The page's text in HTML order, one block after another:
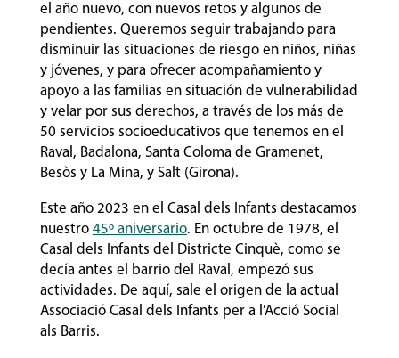
el año nuevo, con nuevos retos y algunos de
pendientes. Queremos seguir trabajando para
disminuir las situaciones de riesgo en niños, niñas
y jóvenes, y para ofrecer acompañamiento y
apoyo a las familias en situación de vulnerabilidad
y velar por sus derechos, a través de los más de
50 servicios socioeducativos que tenemos en el
Raval, Badalona, Santa Coloma de Gramenet,
Besòs y La Mina, y Salt (Girona).
Este año 2023 en el Casal dels Infants destacamos
nuestro 45º aniversario. En octubre de 1978, el
Casal dels Infants del Districte Cinquè, como se
decía antes el barrio del Raval, empezó sus
actividades. De aquí, sale el origen de la actual
Associació Casal dels Infants per a l’Acció Social
als Barris.